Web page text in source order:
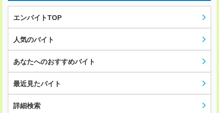
エンバイトTOP
人気のバイト
あなたへのおすすめバイト
最近見たバイト
詳細検索